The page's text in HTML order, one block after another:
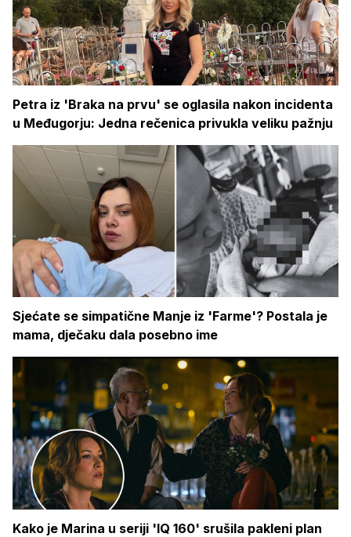
Petra iz 'Braka na prvu' se oglasila nakon incidenta
u Međugorju: Jedna rečenica privukla veliku pažnju
Sjećate se simpatične Manje iz 'Farme'? Postala je
mama, dječaku dala posebno ime
Kako je Marina u seriji 'IQ 160' srušila pakleni plan